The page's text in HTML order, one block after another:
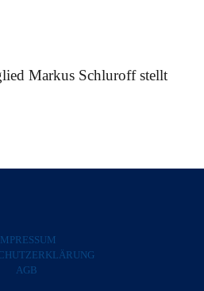
Markus Schluroff stellt
AGB